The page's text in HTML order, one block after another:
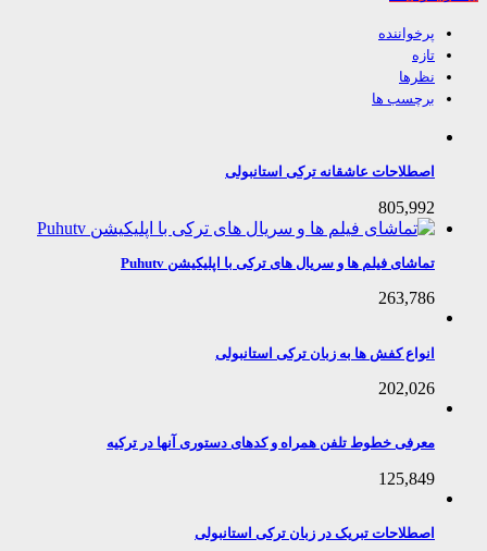
پرخواننده
تازه
نظرها
برچسب ها
اصطلاحات عاشقانه ترکی استانبولی
805,992
تماشای فیلم ها و سریال های ترکی با اپلیکیشن Puhutv
263,786
انواع کفش ها به زبان ترکی استانبولی
202,026
معرفی خطوط تلفن همراه و کدهای دستوری آنها در ترکیه
125,849
اصطلاحات تبریک در زبان ترکی استانبولی